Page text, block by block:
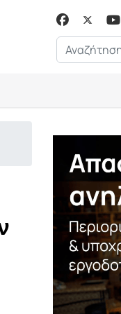
Αναζήτηση...